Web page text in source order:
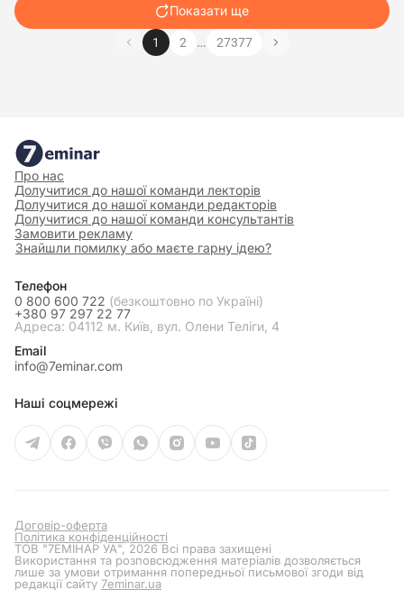
Показати ще
1 2 … 27377
Про нас
Долучитися до нашої команди лекторів
Долучитися до нашої команди редакторів
Долучитися до нашої команди консультантів
Замовити рекламу
Знайшли помилку або маєте гарну ідею?
Телефон
0 800 600 722 (безкоштовно по Україні)
+380 97 297 22 77
Адреса: 04112 м. Київ, вул. Олени Теліги, 4
Email
info@7eminar.com
Наші соцмережі
Договір-оферта
Політика конфіденційності
ТОВ "7ЕМІНАР УА", 2026 Всі права захищені
Використання та розповсюдження матеріалів дозволяється
лише за умови отримання попередньої письмової згоди від
редакції сайту 7eminar.ua